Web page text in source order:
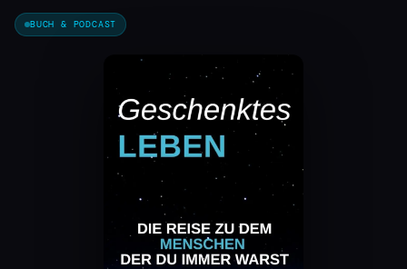
BUCH & PODCAST